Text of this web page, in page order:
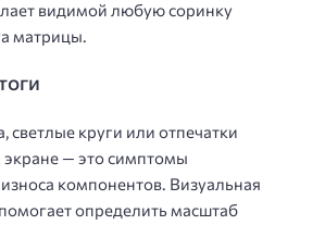
видимой любую соринку
матрицы.
светлые круги или отпечатки
экране — это симптомы
компонентов. Визуальная
определить масштаб